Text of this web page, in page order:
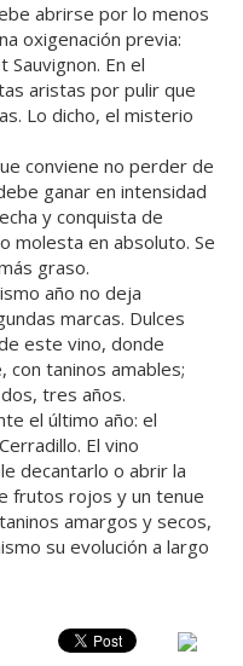
abrirse por lo menos
oxigenación previa:
En el
aristas por pulir que
Lo dicho, el misterio
conviene no perder de
ganar en intensidad
y conquista de
molesta en absoluto. Se
graso.
año no deja
marcas. Dulces
este vino, donde
taninos amables;
tres años.
el último año: el
El vino
decantarlo o abrir la
frutos rojos y un tenue
amargos y secos,
su evolución a largo